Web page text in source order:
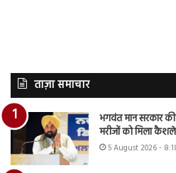
ताज़ा समाचार
भगवंत मान सरकार
मरीजों को मिला
5 August 2026 -